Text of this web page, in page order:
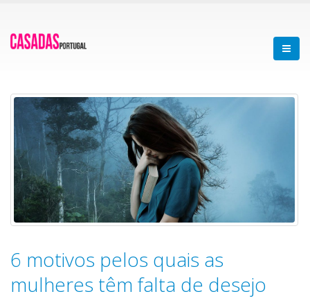
6 motivos pelos quais as
mulheres têm falta de desejo